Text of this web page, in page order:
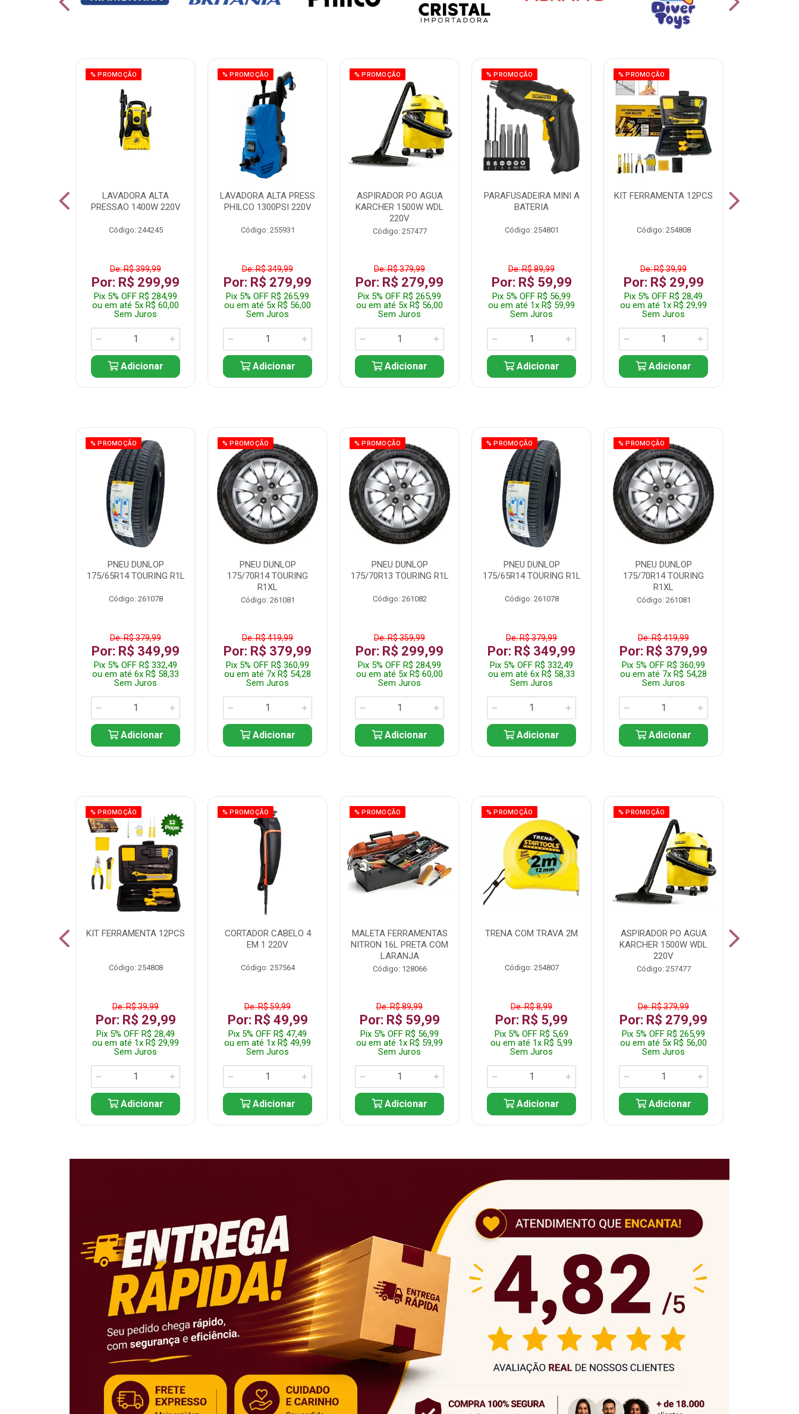
% PROMOÇÃO
LAVADORA ALTA
PRESSAO 1400W 220V
Código: 244245
De: R$ 399,99
Por: R$ 299,99
Pix 5% OFF R$ 284,99
ou em até 5x R$ 60,00
Sem Juros
Adicionar
% PROMOÇÃO
LAVADORA ALTA PRESS
PHILCO 1300PSI 220V
Código: 255931
De: R$ 349,99
Por: R$ 279,99
Pix 5% OFF R$ 265,99
ou em até 5x R$ 56,00
Sem Juros
Adicionar
% PROMOÇÃO
ASPIRADOR PO AGUA
KARCHER 1500W WDL
220V
Código: 257477
De: R$ 379,99
Por: R$ 279,99
Pix 5% OFF R$ 265,99
ou em até 5x R$ 56,00
Sem Juros
Adicionar
% PROMOÇÃO
PARAFUSADEIRA MINI A
BATERIA
Código: 254801
De: R$ 89,99
Por: R$ 59,99
Pix 5% OFF R$ 56,99
ou em até 1x R$ 59,99
Sem Juros
Adicionar
% PROMOÇÃO
KIT FERRAMENTA 12PCS
Código: 254808
De: R$ 39,99
Por: R$ 29,99
Pix 5% OFF R$ 28,49
ou em até 1x R$ 29,99
Sem Juros
Adicionar
% PROMOÇÃO
PNEU DUNLOP
175/65R14 TOURING R1L
Código: 261078
De: R$ 379,99
Por: R$ 349,99
Pix 5% OFF R$ 332,49
ou em até 6x R$ 58,33
Sem Juros
Adicionar
% PROMOÇÃO
PNEU DUNLOP
175/70R14 TOURING
R1XL
Código: 261081
De: R$ 419,99
Por: R$ 379,99
Pix 5% OFF R$ 360,99
ou em até 7x R$ 54,28
Sem Juros
Adicionar
% PROMOÇÃO
PNEU DUNLOP
175/70R13 TOURING R1L
Código: 261082
De: R$ 359,99
Por: R$ 299,99
Pix 5% OFF R$ 284,99
ou em até 5x R$ 60,00
Sem Juros
Adicionar
% PROMOÇÃO
PNEU DUNLOP
175/65R14 TOURING R1L
Código: 261078
De: R$ 379,99
Por: R$ 349,99
Pix 5% OFF R$ 332,49
ou em até 6x R$ 58,33
Sem Juros
Adicionar
% PROMOÇÃO
PNEU DUNLOP
175/70R14 TOURING
R1XL
Código: 261081
De: R$ 419,99
Por: R$ 379,99
Pix 5% OFF R$ 360,99
ou em até 7x R$ 54,28
Sem Juros
Adicionar
% PROMOÇÃO
KIT FERRAMENTA 12PCS
Código: 254808
De: R$ 39,99
Por: R$ 29,99
Pix 5% OFF R$ 28,49
ou em até 1x R$ 29,99
Sem Juros
Adicionar
% PROMOÇÃO
CORTADOR CABELO 4
EM 1 220V
Código: 257564
De: R$ 59,99
Por: R$ 49,99
Pix 5% OFF R$ 47,49
ou em até 1x R$ 49,99
Sem Juros
Adicionar
% PROMOÇÃO
MALETA FERRAMENTAS
NITRON 16L PRETA COM
LARANJA
Código: 128066
De: R$ 89,99
Por: R$ 59,99
Pix 5% OFF R$ 56,99
ou em até 1x R$ 59,99
Sem Juros
Adicionar
% PROMOÇÃO
TRENA COM TRAVA 2M
Código: 254807
De: R$ 8,99
Por: R$ 5,99
Pix 5% OFF R$ 5,69
ou em até 1x R$ 5,99
Sem Juros
Adicionar
% PROMOÇÃO
ASPIRADOR PO AGUA
KARCHER 1500W WDL
220V
Código: 257477
De: R$ 379,99
Por: R$ 279,99
Pix 5% OFF R$ 265,99
ou em até 5x R$ 56,00
Sem Juros
Adicionar